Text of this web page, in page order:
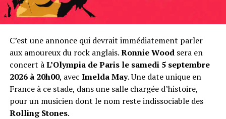
C’est une annonce qui devrait immédiatement parler
aux amoureux du rock anglais.Ronnie Woodsera en
concert àL’Olympia de Paris le samedi 5 septembre
2026 à 20h00, avec Imelda May. Une date unique en
France à ce stade, dans une salle chargée d’histoire,
pour un musicien dont le nom reste indissociable des
Rolling Stones.